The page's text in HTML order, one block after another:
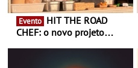
Evento
CHEF: o novo projeto